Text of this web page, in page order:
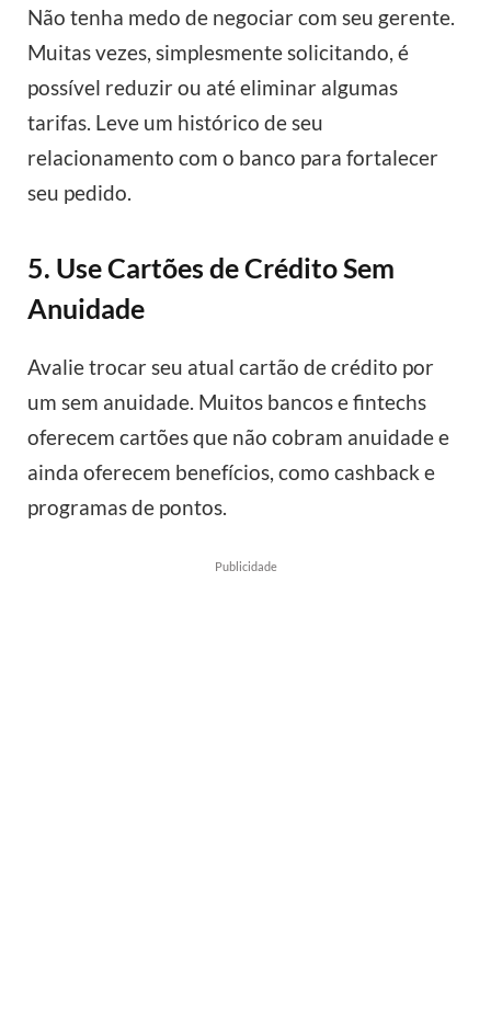
Não tenha medo de negociar com seu gerente.
Muitas vezes, simplesmente solicitando, é
possível reduzir ou até eliminar algumas
tarifas. Leve um histórico de seu
relacionamento com o banco para fortalecer
seu pedido.
5. Use Cartões de Crédito Sem
Anuidade
Avalie trocar seu atual cartão de crédito por
um sem anuidade. Muitos bancos e fintechs
oferecem cartões que não cobram anuidade e
ainda oferecem benefícios, como cashback e
programas de pontos.
Publicidade